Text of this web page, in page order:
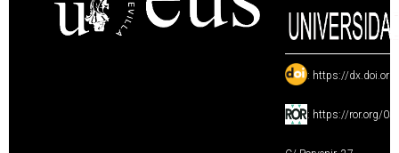
: https://
: https://ror.org/